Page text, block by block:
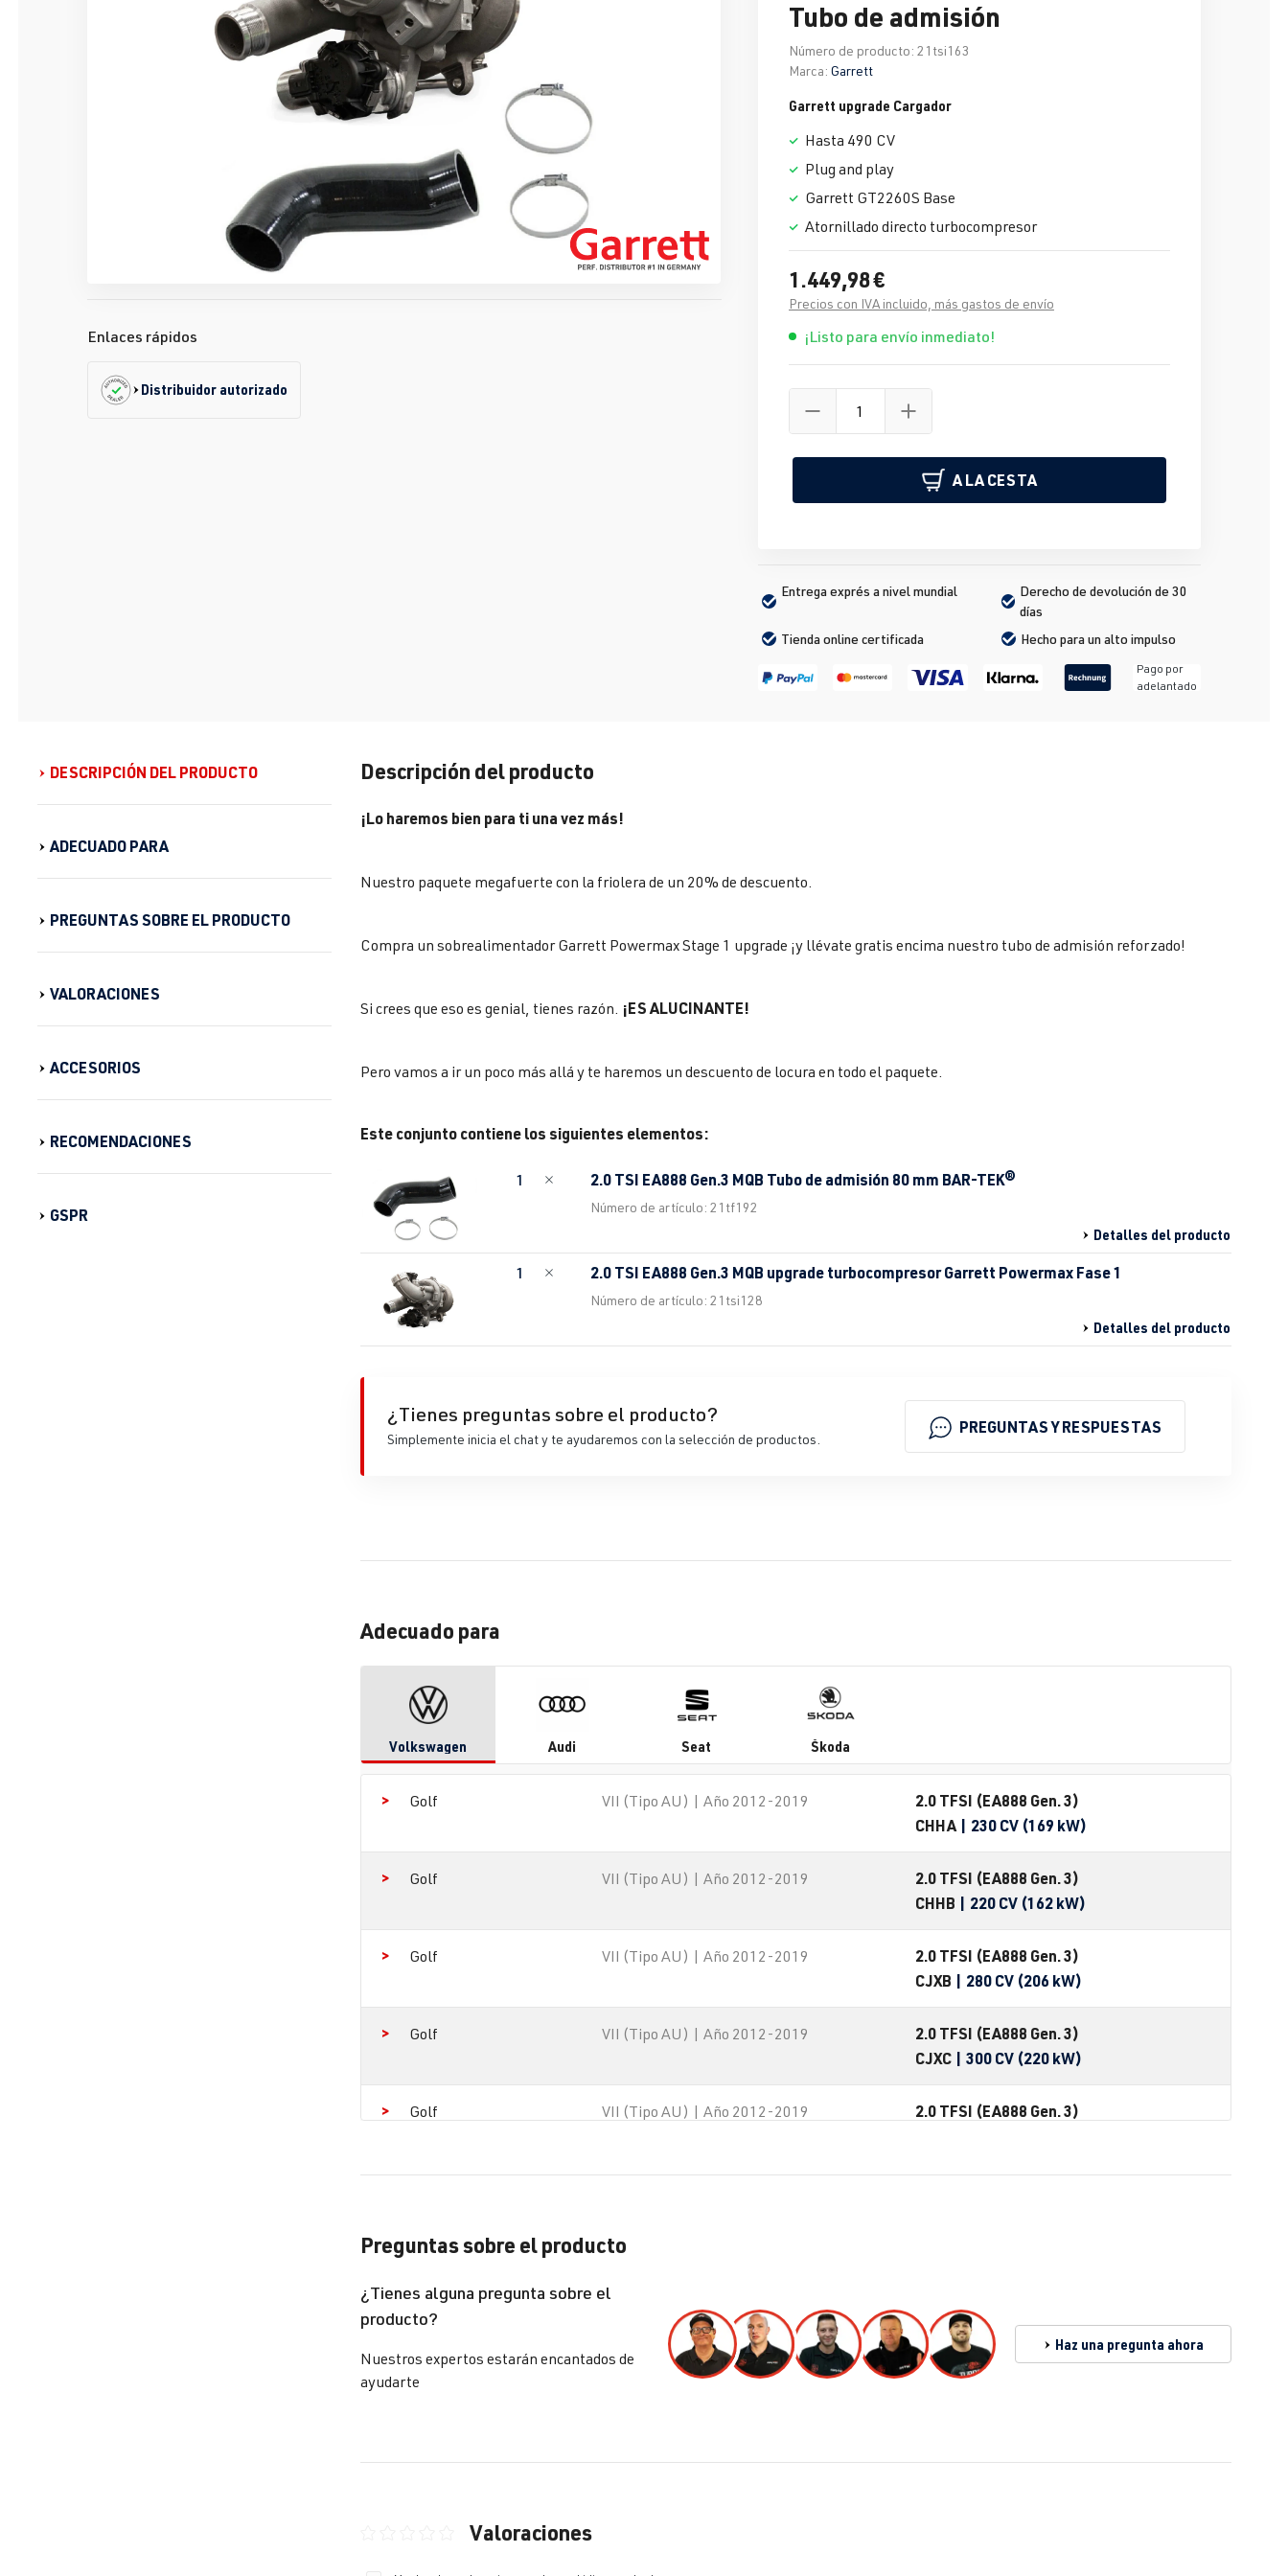
Enlaces rápidos
Distribuidor autorizado
Tubo de admisión
Número de producto: 21tsi163
Marca: Garrett
Garrett upgrade Cargador
Hasta 490 CV
Plug and play
Garrett GT2260S Base
Atornillado directo turbocompresor
1.449,98 €
Precios con IVA incluido, más gastos de envío
¡Listo para envío inmediato!
A LA CESTA
Entrega exprés a nivel mundial
Derecho de devolución de 30
días
Tienda online certificada
Hecho para un alto impulso
Pago por
adelantado
DESCRIPCIÓN DEL PRODUCTO
ADECUADO PARA
PREGUNTAS SOBRE EL PRODUCTO
VALORACIONES
ACCESORIOS
RECOMENDACIONES
GSPR
Descripción del producto
¡Lo haremos bien para ti una vez más!
Nuestro paquete megafuerte con la friolera de un 20% de descuento.
Compra un sobrealimentador Garrett Powermax Stage 1 upgrade ¡y llévate gratis encima nuestro tubo de admisión reforzado!
Si crees que eso es genial, tienes razón. ¡ES ALUCINANTE!
Pero vamos a ir un poco más allá y te haremos un descuento de locura en todo el paquete.
Este conjunto contiene los siguientes elementos:
1 2.0 TSI EA888 Gen.3 MQB Tubo de admisión 80 mm BAR-TEK®
Número de artículo: 21tf192
Detalles del producto
1 2.0 TSI EA888 Gen.3 MQB upgrade turbocompresor Garrett Powermax Fase 1
Número de artículo: 21tsi128
Detalles del producto
¿Tienes preguntas sobre el producto?
Simplemente inicia el chat y te ayudaremos con la selección de productos.
PREGUNTAS Y RESPUESTAS
Adecuado para
Volkswagen Audi Seat Škoda
Golf VII (Tipo AU) | Año 2012-2019
2.0 TFSI (EA888 Gen. 3)
CHHA | 230 CV (169 kW)
Golf VII (Tipo AU) | Año 2012-2019
2.0 TFSI (EA888 Gen. 3)
CHHB | 220 CV (162 kW)
Golf VII (Tipo AU) | Año 2012-2019
2.0 TFSI (EA888 Gen. 3)
CJXB | 280 CV (206 kW)
Golf VII (Tipo AU) | Año 2012-2019
2.0 TFSI (EA888 Gen. 3)
CJXC | 300 CV (220 kW)
Golf VII (Tipo AU) | Año 2012-2019
2.0 TFSI (EA888 Gen. 3)
VII (Tipo AU) | Año 2012-2019
2.0 TFSI (EA888 Gen. 3)
CJXG| 310 CV (228 kW)
Preguntas sobre el producto
¿Tienes alguna pregunta sobre el
producto?
Nuestros expertos estarán encantados de
ayudarte
Haz una pregunta ahora
Valoraciones